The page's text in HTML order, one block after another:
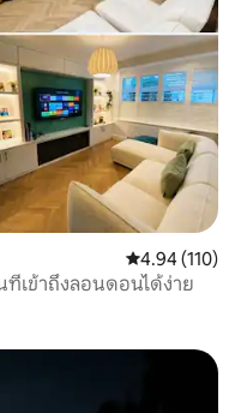
คะแนนเฉลี่ย
4.94 (110)
ที่เข้าถึงลอนดอนได้ง่าย